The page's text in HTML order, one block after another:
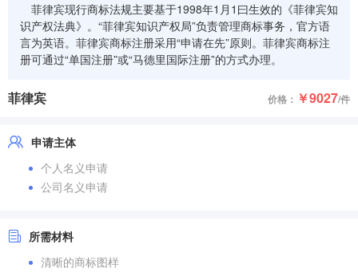
菲律宾现行商标法规主要基于1998年1月1曰生效的《菲律宾知
识产权法典》。“菲律宾知识产权局”负责管理商标事务，官方语
言为英语。菲律宾商标注册采用“申请在先”原则。菲律宾商标注
册可通过“单国注册”或“马德里国际注册”的方式办理。
菲律宾 价格： ￥9027/件
申请主体
个人名义申请
公司名义申请
所需材料
清晰的商标图样